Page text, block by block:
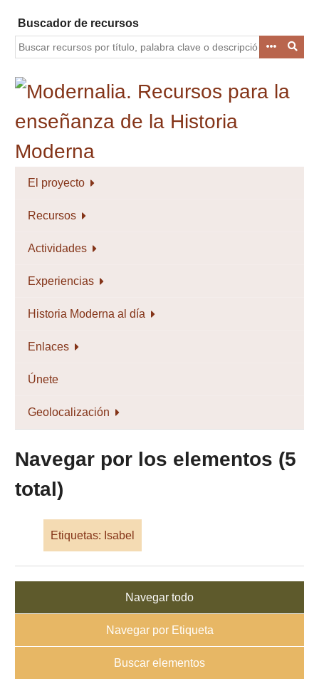
contenido
principal
Buscador de recursos
El proyecto
Recursos
Actividades
Experiencias
Historia Moderna al día
Enlaces
Únete
Geolocalización
Navegar por los elementos (5
total)
Etiquetas: Isabel
Navegar todo
Navegar por Etiqueta
Buscar elementos